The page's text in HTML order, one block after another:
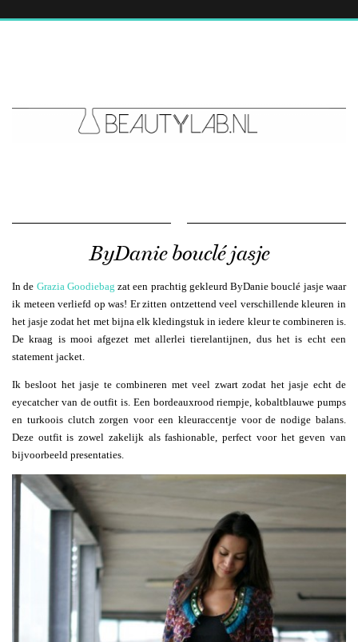
ByDanie bouclé jasje
In de Grazia Goodiebag zat een prachtig gekleurd ByDanie bouclé jasje waar
ik meteen verliefd op was! Er zitten ontzettend veel verschillende kleuren in
het jasje zodat het met bijna elk kledingstuk in iedere kleur te combineren is.
De kraag is mooi afgezet met allerlei tierelantijnen, dus het is echt een
statement jacket.
Ik besloot het jasje te combineren met veel zwart zodat het jasje echt de
eyecatcher van de outfit is. Een bordeauxrood riempje, kobaltblauwe pumps
en turkoois clutch zorgen voor een kleuraccentje voor de nodige balans.
Deze outfit is zowel zakelijk als fashionable, perfect voor het geven van
bijvoorbeeld presentaties.